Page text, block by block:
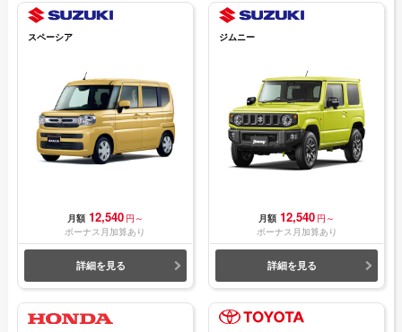
スペーシア
月額 12,540 円～
ボーナス月加算あり
詳細を見る
ジムニー
月額 12,540 円～
ボーナス月加算あり
詳細を見る